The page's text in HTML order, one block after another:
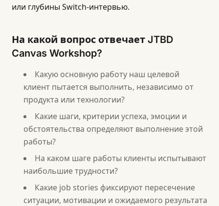
или глубины Switch-интервью.
На какой вопрос отвечает JTBD
Canvas Workshop?
Какую основную работу наш целевой
клиент пытается выполнить, независимо от
продукта или технологии?
Какие шаги, критерии успеха, эмоции и
обстоятельства определяют выполнение этой
работы?
На каком шаге работы клиенты испытывают
наибольшие трудности?
Какие job stories фиксируют пересечение
ситуации, мотивации и ожидаемого результата